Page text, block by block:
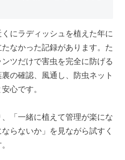
にラディッシュを植えた年に
なかった記録があります。た
ツだけで害虫を完全に防げる
の確認、風通し、防虫ネット
心です。
「一緒に植えて管理が楽にな
らないか」を見ながら試すく